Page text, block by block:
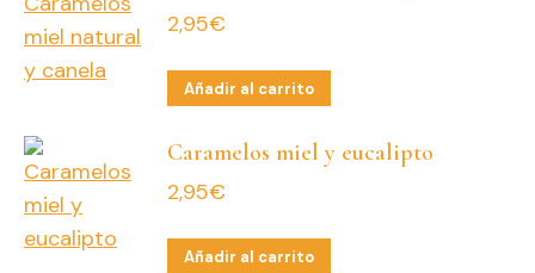
2,95€
Añadir al carrito
Caramelos miel y eucalipto
2,95€
Añadir al carrito